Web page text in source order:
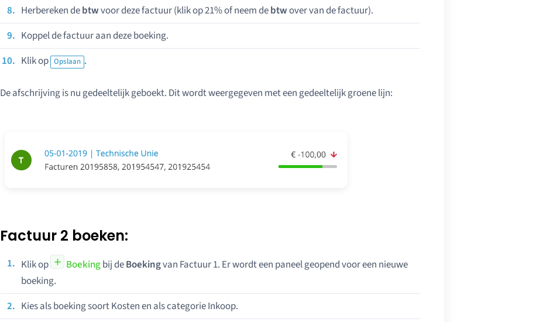
Herbereken debtwvoor deze factuur (klik op 21% of neem debtwover van de factuur).
Koppel de factuur aan deze boeking.
Klik op Opslaan .
De afschrijving is nu gedeeltelijk geboekt. Dit wordt weergegeven met een gedeeltelijk groene lijn:
Factuur 2 boeken:
Klik op Boekingbij deBoekingvan Factuur 1. Er wordt een paneel geopend voor een nieuwe
boeking.
Kies als boeking soort Kosten en als categorie Inkoop.